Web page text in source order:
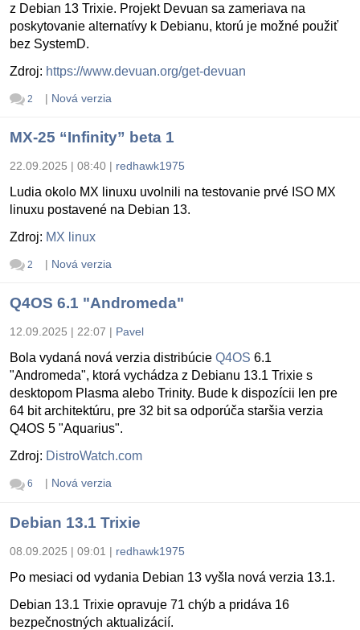
z Debian 13 Trixie. Projekt Devuan sa zameriava na
poskytovanie alternatívy k Debianu, ktorú je možné použiť
bez SystemD.
Zdroj: https://www.devuan.org/get-devuan
2 | Nová verzia
MX-25 “Infinity” beta 1
22.09.2025 | 08:40 | redhawk1975
Ludia okolo MX linuxu uvolnili na testovanie prvé ISO MX
linuxu postavené na Debian 13.
Zdroj: MX linux
2 | Nová verzia
Q4OS 6.1 "Andromeda"
12.09.2025 | 22:07 | Pavel
Bola vydaná nová verzia distribúcie Q4OS 6.1
"Andromeda", ktorá vychádza z Debianu 13.1 Trixie s
desktopom Plasma alebo Trinity. Bude k dispozícii len pre
64 bit architektúru, pre 32 bit sa odporúča staršia verzia
Q4OS 5 "Aquarius".
Zdroj: DistroWatch.com
6 | Nová verzia
Debian 13.1 Trixie
08.09.2025 | 09:01 | redhawk1975
Po mesiaci od vydania Debian 13 vyšla nová verzia 13.1.
Debian 13.1 Trixie opravuje 71 chýb a pridáva 16
bezpečnostných aktualizácií.